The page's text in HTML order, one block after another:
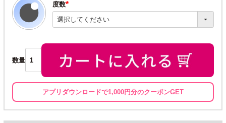
度数
(必
須)
数量
アプリダウンロードで1,000円分のクーポンGET